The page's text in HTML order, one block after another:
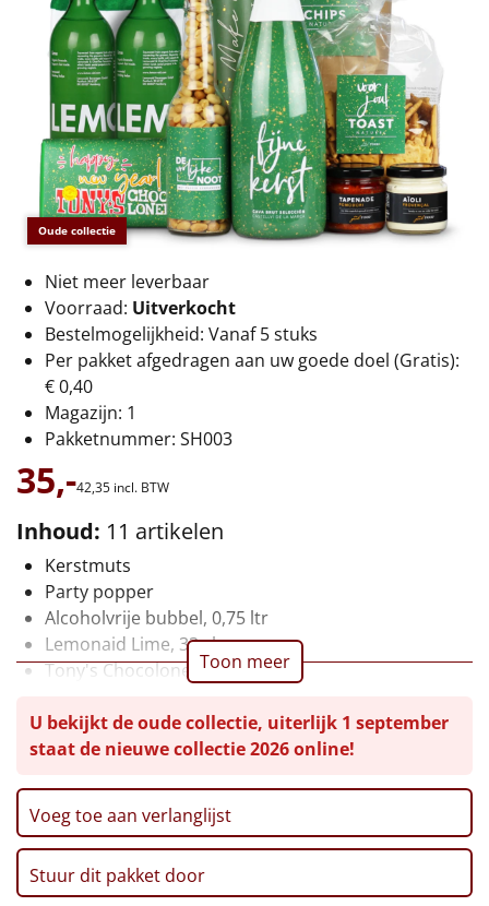
€75 tot €100
€100 en hoger
Alle kerstpakketten 2026
Thema
Origineel
Luxe
Mannen
Vrouwen
Duurzaam
Leuke
Goedkope
Uniek
Artikel
Pizzarette
Tas
Oude collectie
Niet meer leverbaar
Voorraad: Uitverkocht
Bestelmogelijkheid: Vanaf 5 stuks
Per pakket afgedragen aan uw goede doel (Gratis):
€ 0,40
Magazijn: 1
Pakketnummer: SH003
35,-42,35 incl. BTW
Inhoud: 11 artikelen
Kerstmuts
Party popper
Alcoholvrije bubbel, 0,75 ltr
Lemonaid Lime, 33 cl
Tony's Chocolonely, 180 gr
Pinda's, 220 gr
Toast, 200 gr
Verpakt in een feestelijke geschenkdoos
Toon meer
U bekijkt de oude collectie, uiterlijk 1 september
staat de nieuwe collectie 2026 online!
Voeg toe aan verlanglijst
Stuur dit pakket door